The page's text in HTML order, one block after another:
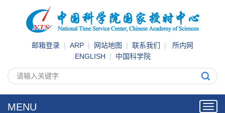
邮箱登录 | ARP | 网站地图 | 联系我们 | 所内网
ENGLISH | 中国科学院
MENU